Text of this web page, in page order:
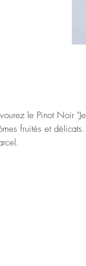
le Pinot Noir
fruités et